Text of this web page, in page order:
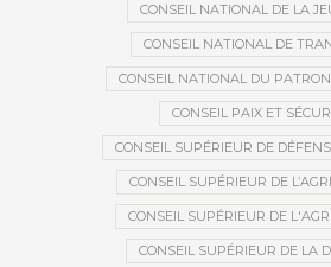
CONSEIL NATIONAL DE LA
CONSEIL NATIONAL DE
CONSEIL NATIONAL DU
CONSEIL PAIX ET
CONSEIL SUPÉRIEUR DE
CONSEIL SUPÉRIEUR DE
CONSEIL SUPÉRIEUR DE
CONSEIL SUPÉRIEUR DE LA